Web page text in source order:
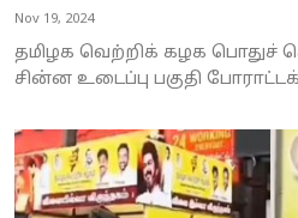
Nov 19, 2024
தமிழக வெற்றிக் கழக
சின்ன உடைப்பு பகுதி போராட்டக்